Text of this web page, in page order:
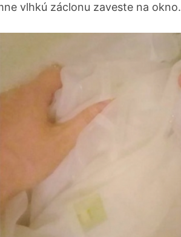
vlhkú záclonu zaveste na okno.